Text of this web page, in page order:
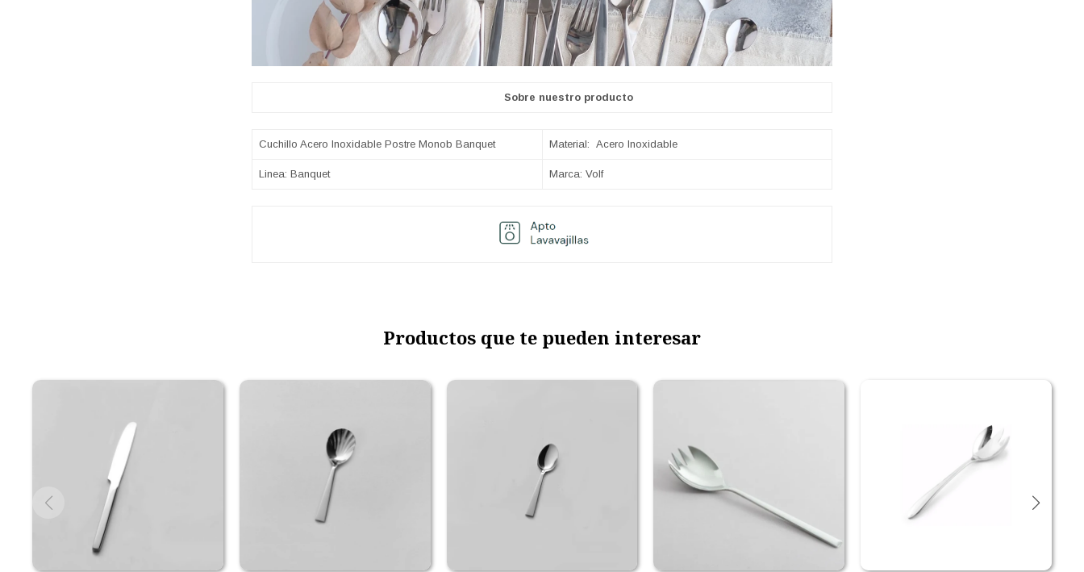
Sobre nuestro producto
Cuchillo Acero Inoxidable Postre Monob Banquet Material: Acero Inoxidable
Linea: Banquet Marca: Volf
Productos que te pueden interesar